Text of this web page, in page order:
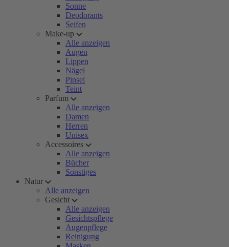
Sonne
Deodorants
Seifen
Make-up
Alle anzeigen
Augen
Lippen
Nägel
Pinsel
Teint
Parfum
Alle anzeigen
Damen
Herren
Unisex
Accessoires
Alle anzeigen
Bücher
Sonstiges
Natur
Alle anzeigen
Gesicht
Alle anzeigen
Gesichtspflege
Augenpflege
Reinigung